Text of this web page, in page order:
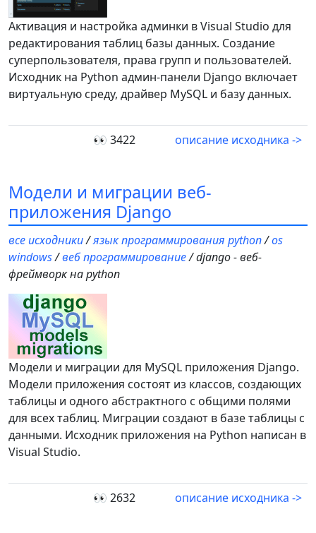
Активация и настройка админки в Visual Studio для
редактирования таблиц базы данных. Создание
суперпользователя, права групп и пользователей.
Исходник на Python админ-панели Django включает
виртуальную среду, драйвер MySQL и базу данных.
👀 3422 описание исходника ->
Модели и миграции веб-
приложения Django
все исходники/язык программирования python/os
windows/веб программирование/ django - веб-
фреймворк на python
Модели и миграции для MySQL приложения Django.
Модели приложения состоят из классов, создающих
таблицы и одного абстрактного с общими полями
для всех таблиц. Миграции создают в базе таблицы с
данными. Исходник приложения на Python написан в
Visual Studio.
👀 2632 описание исходника ->